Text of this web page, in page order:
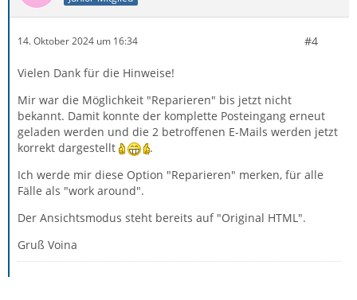
14. Oktober 2024 um 16:34 #4
Vielen Dank für die Hinweise!
Mir war die Möglichkeit "Reparieren" bis jetzt nicht
bekannt. Damit konnte der komplette Posteingang erneut
geladen werden und die 2 betroffenen E-Mails werden jetzt
korrekt dargestellt
.
Ich werde mir diese Option "Reparieren" merken, für alle
Fälle als "work around".
Der Ansichtsmodus steht bereits auf "Original HTML".
Gruß Voina